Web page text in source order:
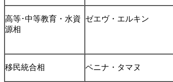
高等･中等教育・水資
源相
ゼエヴ・エルキン
移民統合相 ペニナ・タマヌ